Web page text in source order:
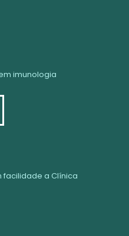
imunologia
facilidade a Clínica